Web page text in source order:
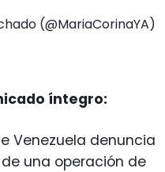
(@MariaCorinaYA)
íntegro:
Venezuela denuncia
una operación de